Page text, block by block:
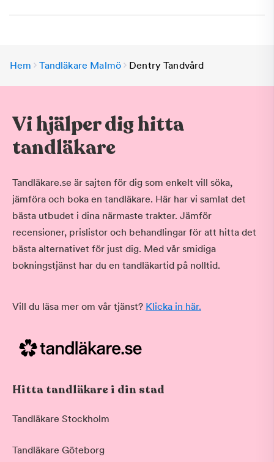
Hem Tandläkare Malmö Dentry Tandvård
Vi hjälper dig hitta
tandläkare
Tandläkare.se är sajten för dig som enkelt vill söka,
jämföra och boka en tandläkare. Här har vi samlat det
bästa utbudet i dina närmaste trakter. Jämför
recensioner, prislistor och behandlingar för att hitta det
bästa alternativet för just dig. Med vår smidiga
bokningstjänst har du en tandläkartid på nolltid.
Vill du läsa mer om vår tjänst? Klicka in här.
Hitta tandläkare i din stad
Tandläkare Stockholm
Tandläkare Göteborg